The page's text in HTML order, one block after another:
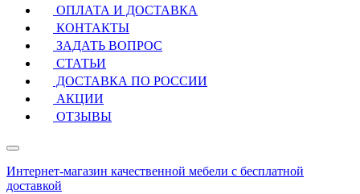
ОПЛАТА И ДОСТАВКА
КОНТАКТЫ
ЗАДАТЬ ВОПРОС
СТАТЬИ
ДОСТАВКА ПО РОССИИ
АКЦИИ
ОТЗЫВЫ
Интернет-магазин качественной мебели с бесплатной
доставкой